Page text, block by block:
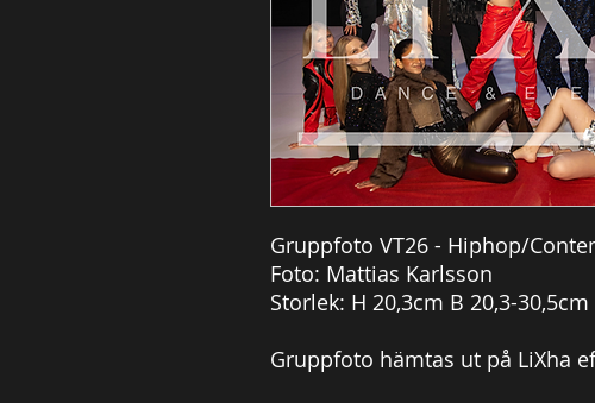
Gruppfoto VT26 - Hiphop/
Foto: Mattias Karlsson
Storlek: H 20,3cm B 20,3-30,5cm
Gruppfoto hämtas ut på LiXha